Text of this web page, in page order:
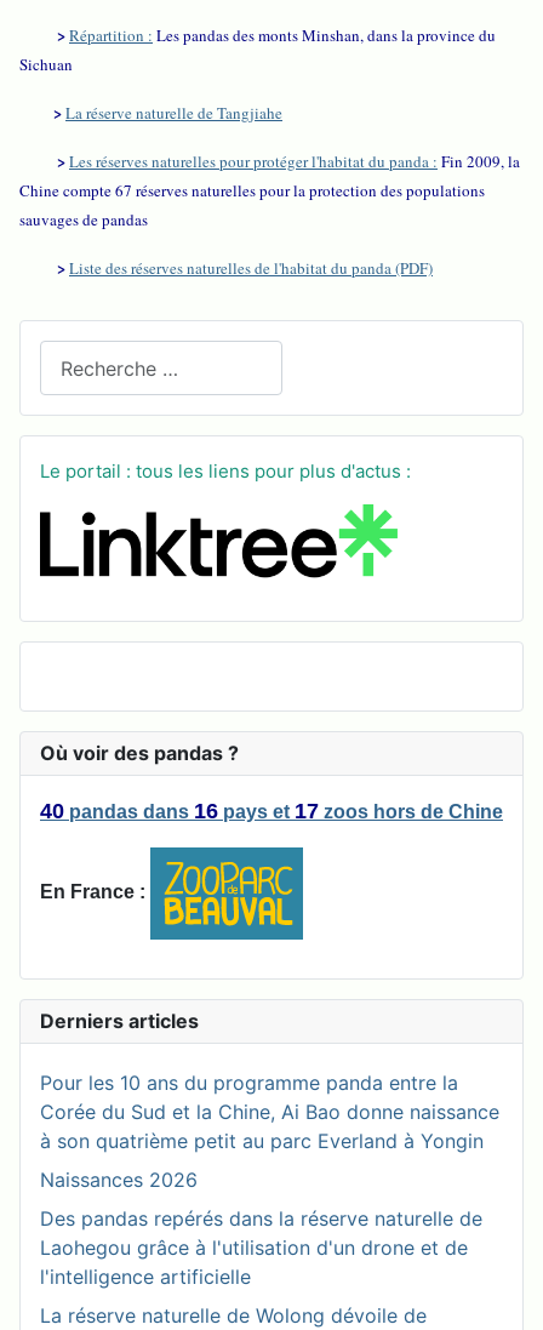
Le portail : tous les liens pour plus d'actus :
Où voir des pandas ?
40 pandas dans 16 pays et 17 zoos hors de Chine
En France :
Derniers articles
Pour les 10 ans du programme panda entre la
Corée du Sud et la Chine, Ai Bao donne naissance
à son quatrième petit au parc Everland à Yongin
Naissances 2026
Des pandas repérés dans la réserve naturelle de
Laohegou grâce à l'utilisation d'un drone et de
l'intelligence artificielle
La réserve naturelle de Wolong dévoile de
>Répartition : Les pandas des monts Minshan, dans la province du
Sichuan
>La réserve naturelle de Tangjiahe
>Les réserves naturelles pour protéger l'habitat du panda : Fin 2009, la
Chine compte 67 réserves naturelles pour la protection des populations
sauvages de pandas
>Liste des réserves naturelles de l'habitat du panda (PDF)